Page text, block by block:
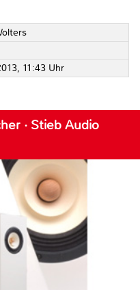
11:43 Uhr
· Stieb Audio